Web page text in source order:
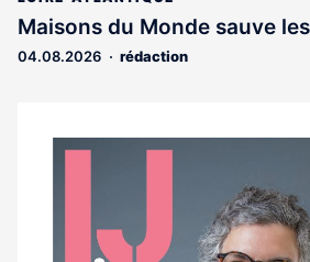
Maisons du Monde sauve
04.08.2026 rédaction
Notre
magazine